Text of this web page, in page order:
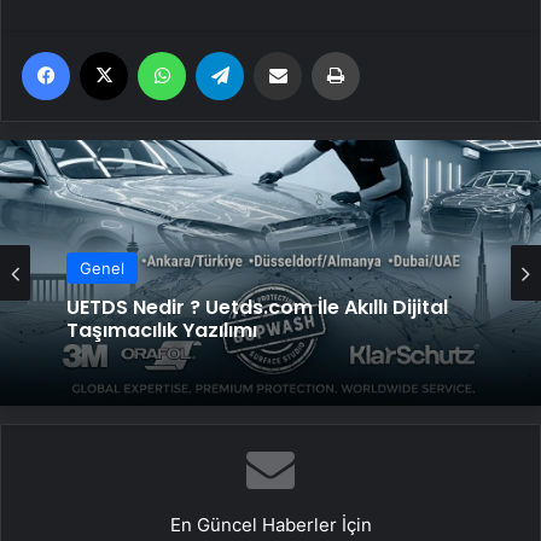
Facebook WhatsApp Email'den paylaş
Genel
UETDS Nedir ? Uetds.com İle Akıllı Dijital
Taşımacılık Yazılımı
En Güncel Haberler İçin